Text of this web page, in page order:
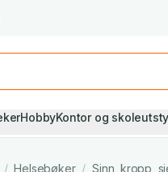
HobbyKontor og
/ Helsebøker / Sinn, kropp,